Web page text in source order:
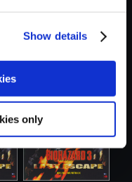
Show details
only